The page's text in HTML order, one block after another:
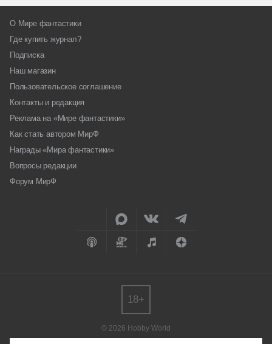
О Мире фантастики
Где купить журнал?
Подписка
Наш магазин
Пользовательское соглашение
Контакты и редакция
Реклама на «Мире фантастики»
Как стать автором МирФ
Награды «Мира фантастики»
Вопросы редакции
Форум МирФ
© 2026 Hobby World
18+